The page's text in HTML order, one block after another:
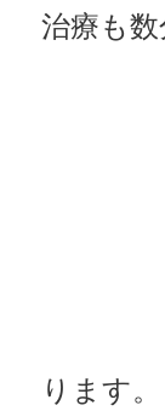
治療も
ります。